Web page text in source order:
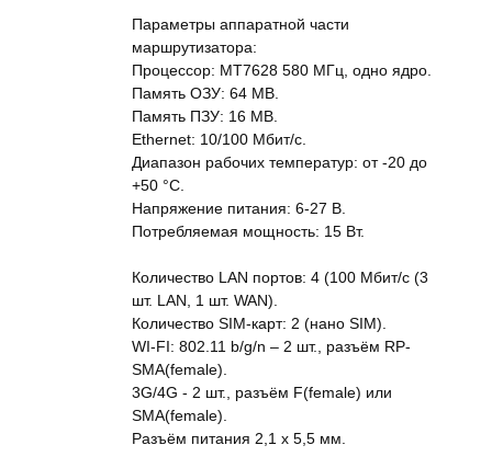
Параметры аппаратной части
маршрутизатора:
Процессор: MT7628 580 МГц, одно ядро.
Память ОЗУ: 64 MB.
Память ПЗУ: 16 MB.
Ethernet: 10/100 Мбит/c.
Диапазон рабочих температур: от -20 до
+50 °C.
Напряжение питания: 6-27 В.
Потребляемая мощность: 15 Вт.
Количество LAN портов: 4 (100 Мбит/с (3
шт. LAN, 1 шт. WAN).
Количество SIM-карт: 2 (нано SIM).
WI-FI: 802.11 b/g/n – 2 шт., разъём RP-
SMA(female).
3G/4G - 2 шт., разъём F(female) или
SMA(female).
Разъём питания 2,1 х 5,5 мм.